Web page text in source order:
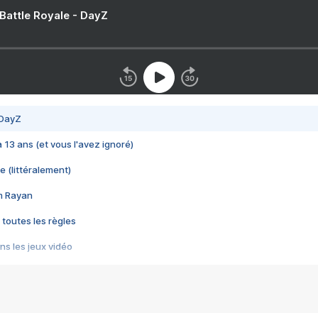
Royale - DayZ
13 ans (et vous l'avez ignoré)
(littéralement)
Rayan
toutes les règles
les jeux vidéo